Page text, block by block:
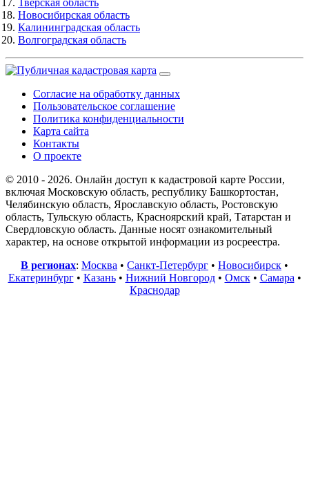
Новосибирская область
Калининградская область
Волгоградская область
Согласие на обработку данных
Пользовательское соглашение
Политика конфиденциальности
Карта сайта
Контакты
О проекте
© 2010 - 2026. Онлайн доступ к кадастровой карте России,
включая Московскую область, республику Башкортостан,
Челябинскую область, Ярославскую область, Ростовскую
область, Тульскую область, Красноярский край, Татарстан и
Свердловскую область. Данные носят ознакомительный
характер, на основе открытой информации из росреестра.
В регионах: Москва • Санкт-Петербург • Новосибирск •
Екатеринбург• Казань• Нижний Новгород• Омск• Самара •
Краснодар